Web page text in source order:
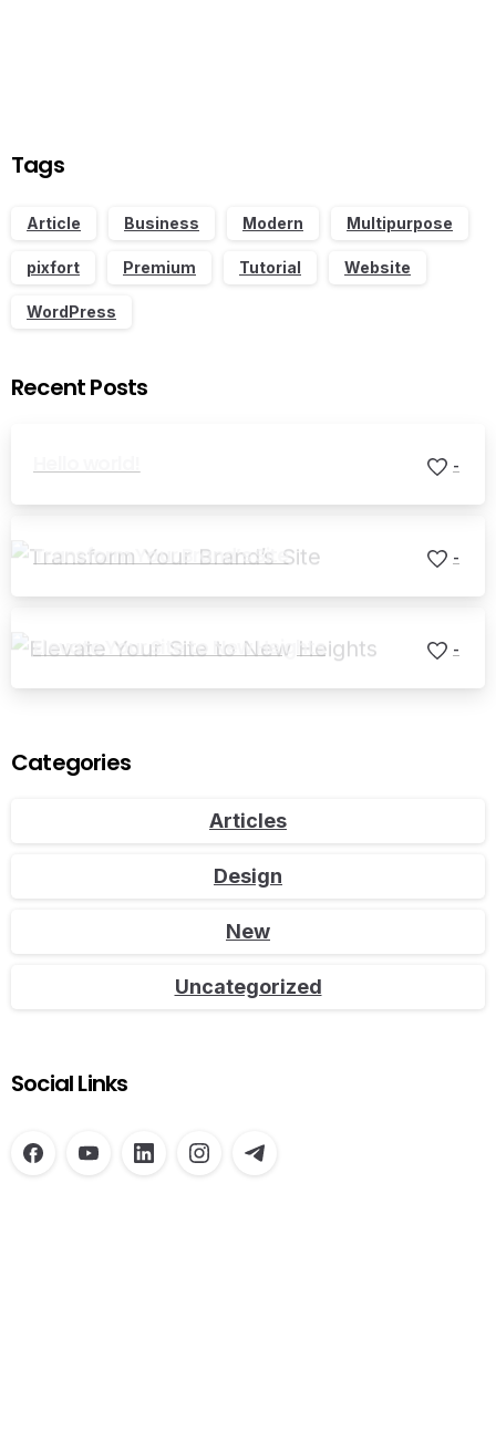
Tags
Article Business Modern Multipurpose
pixfort Premium Tutorial Website
WordPress
Recent Posts
-
Transform Your Brand’s Site -
Elevate Your Site to New Heights -
Categories
Articles
Design
New
Uncategorized
Social Links